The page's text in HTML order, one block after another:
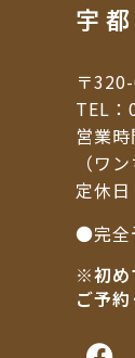
宇
〒
TEL：
営業
（ワ
定休
●完全
※初め
ご予